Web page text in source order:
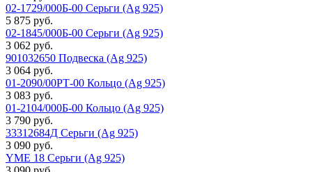
02-1729/000Б-00 Серьги (Ag 925)
5 875 руб.
02-1845/000Б-00 Серьги (Ag 925)
3 062 руб.
901032650 Подвеска (Ag 925)
3 064 руб.
01-2090/00РТ-00 Кольцо (Ag 925)
3 083 руб.
01-2104/000Б-00 Кольцо (Ag 925)
3 790 руб.
33312684Д Серьги (Ag 925)
3 090 руб.
YME 18 Серьги (Ag 925)